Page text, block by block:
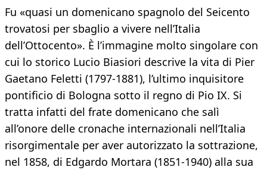
Fu «quasi un domenicano spagnolo del Seicento
trovatosi per sbaglio a vivere nell’Italia
dell’Ottocento». È l’immagine molto singolare con
cui lo storico Lucio Biasiori descrive la vita di Pier
Gaetano Feletti (1797-1881), l’ultimo inquisitore
pontificio di Bologna sotto il regno di Pio IX. Si
tratta infatti del frate domenicano che salì
all’onore delle cronache internazionali nell’Italia
risorgimentale per aver autorizzato la sottrazione,
nel 1858, di Edgardo Mortara (1851-1940) alla sua